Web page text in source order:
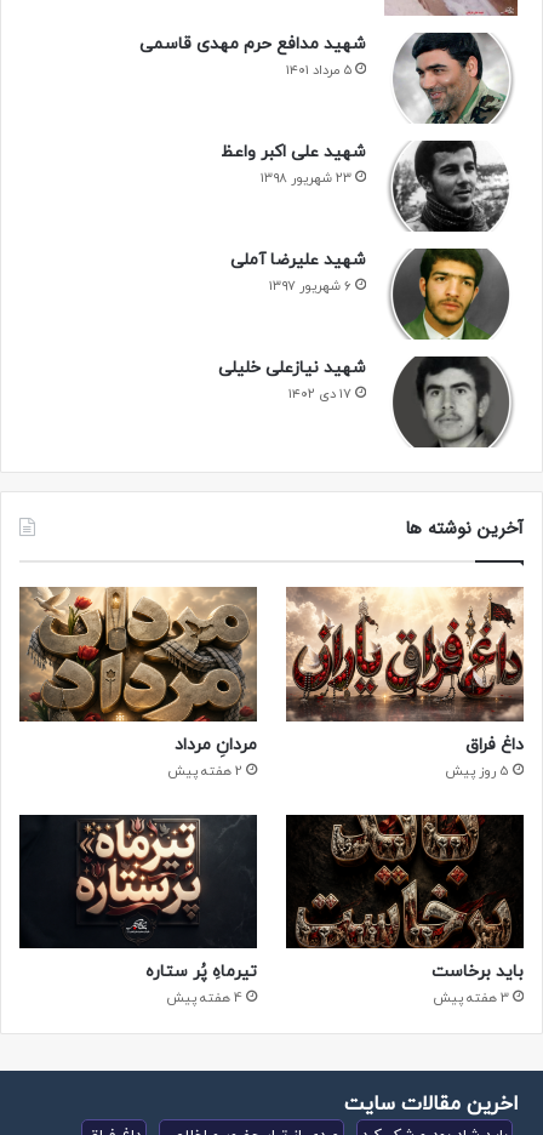
شهید مدافع حرم مهدی قاسمی
۵ مرداد ۱۴۰۱
شهید علی اکبر واعظ
۲۳ شهریور ۱۳۹۸
شهید علیرضا آملی
۶ شهریور ۱۳۹۷
شهید نیازعلی خلیلی
۱۷ دی ۱۴۰۲
آخرین نوشته ها
داغ فراق
5 روز پیش
مردانِ مرداد
2 هفته پیش
باید برخاست
3 هفته پیش
تیرماهِ پُر ستاره
4 هفته پیش
اخرین مقالات سایت